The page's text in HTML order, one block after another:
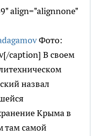
align="alignnone"
Фото:
назвал
Крыма в
там самой